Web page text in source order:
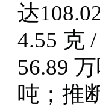
达
4.55 克
56.89
吨；推